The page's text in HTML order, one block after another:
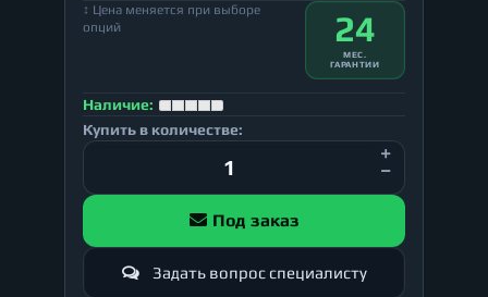
↕ Цена меняется при выборе
опций
24
МЕС.
ГАРАНТИИ
Наличие:
Купить в количестве:
Под заказ
Задать вопрос специалисту